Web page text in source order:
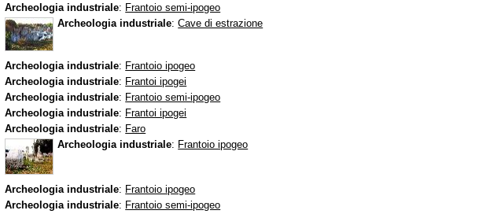
Archeologia industriale: Frantoio semi-ipogeo
Archeologia industriale:Cave di estrazione
Archeologia industriale: Frantoio ipogeo
Archeologia industriale: Frantoi ipogei
Archeologia industriale: Frantoio semi-ipogeo
Archeologia industriale: Frantoi ipogei
Archeologia industriale: Faro
Archeologia industriale: Frantoio ipogeo
Archeologia industriale: Frantoio ipogeo
Archeologia industriale: Frantoio semi-ipogeo